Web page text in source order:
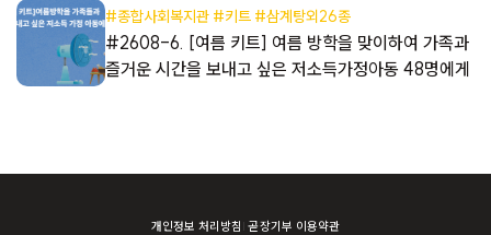
#종합사회복지관 #키트 #삼계탕외26종
#2608-6. [여름 키트] 여름 방학을 맞이하여 가족과
즐거운 시간을 보내고 싶은 저소득가정아동 48명에게
개인정보 처리방침 곧장기부 이용약관